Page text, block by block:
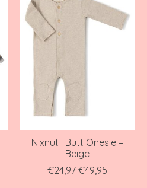
Nixnut | Butt Onesie –
Beige
€24,97 €49,95